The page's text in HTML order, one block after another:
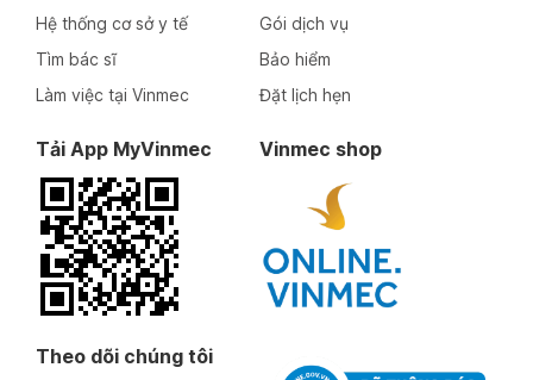
Hệ thống cơ sở y tế
Tìm bác sĩ
Làm việc tại Vinmec
Gói dịch vụ
Bảo hiểm
Đặt lịch hẹn
Tải App MyVinmec Vinmec shop
Theo dõi chúng tôi